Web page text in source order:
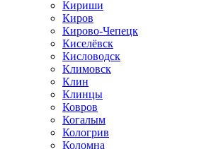
Кириши
Киров
Кирово-Чепецк
Киселёвск
Кисловодск
Климовск
Клин
Клинцы
Ковров
Когалым
Кологрив
Коломна